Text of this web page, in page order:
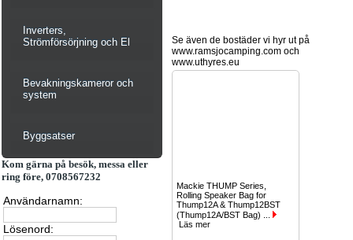
Inverters,
Strömförsörjning och El
Bevakningskameror och
system
Byggsatser
Kom gärna på besök, messa eller
ring före, 0708567232
Användarnamn:
Lösenord:
Se även de bostäder vi hyr ut på
www.ramsjocamping.com och
www.uthyres.eu
Mackie THUMP Series,
Rolling Speaker Bag for
Thump12A & Thump12BST
(Thump12A/BST Bag) ...
Läs mer